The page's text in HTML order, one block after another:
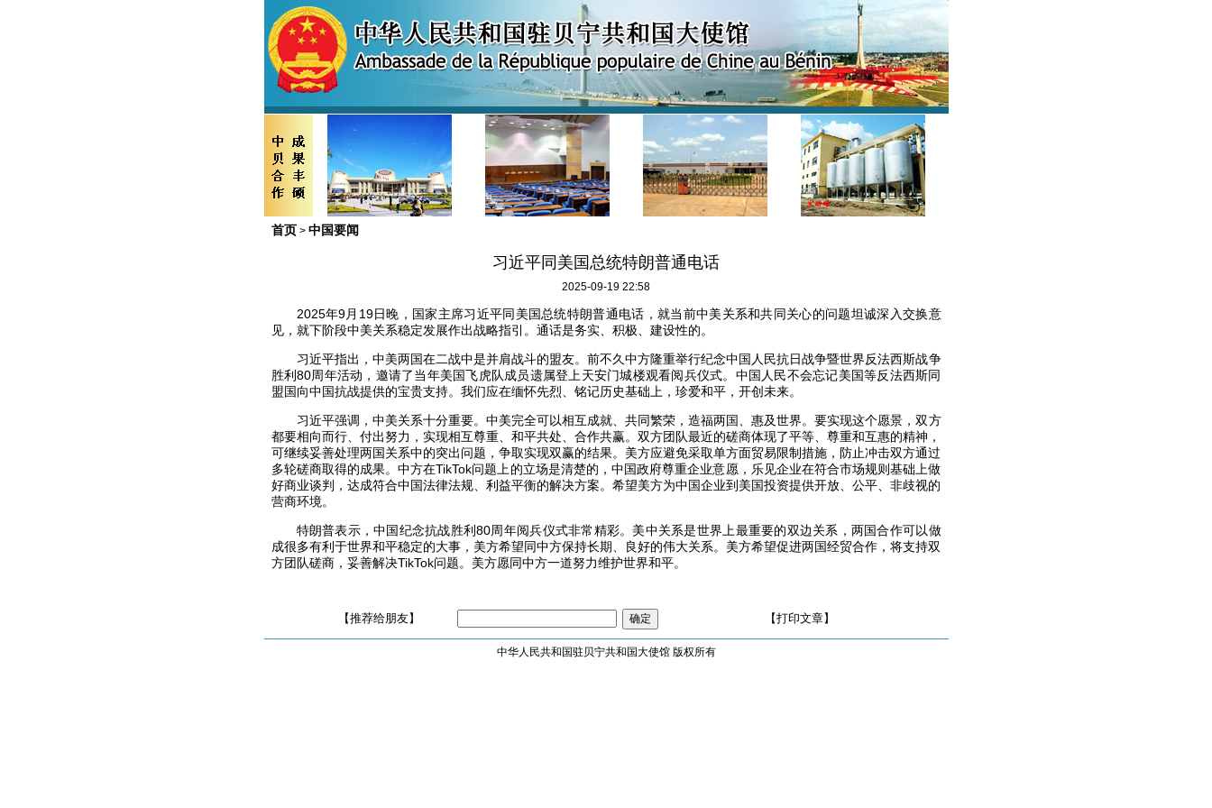
首页 > 中国要闻
习近平同美国总统特朗普通电话
2025-09-19 22:58
2025年9月19日晚，国家主席习近平同美国总统特朗普通电话，就当前中美关系和共同关心的问题坦诚深入交换意
见，就下阶段中美关系稳定发展作出战略指引。通话是务实、积极、建设性的。
习近平指出，中美两国在二战中是并肩战斗的盟友。前不久中方隆重举行纪念中国人民抗日战争暨世界反法西斯战争
胜利80周年活动，邀请了当年美国飞虎队成员遗属登上天安门城楼观看阅兵仪式。中国人民不会忘记美国等反法西斯同
盟国向中国抗战提供的宝贵支持。我们应在缅怀先烈、铭记历史基础上，珍爱和平，开创未来。
习近平强调，中美关系十分重要。中美完全可以相互成就、共同繁荣，造福两国、惠及世界。要实现这个愿景，双方
都要相向而行、付出努力，实现相互尊重、和平共处、合作共赢。双方团队最近的磋商体现了平等、尊重和互惠的精神，
可继续妥善处理两国关系中的突出问题，争取实现双赢的结果。美方应避免采取单方面贸易限制措施，防止冲击双方通过
多轮磋商取得的成果。中方在TikTok问题上的立场是清楚的，中国政府尊重企业意愿，乐见企业在符合市场规则基础上做
好商业谈判，达成符合中国法律法规、利益平衡的解决方案。希望美方为中国企业到美国投资提供开放、公平、非歧视的
营商环境。
特朗普表示，中国纪念抗战胜利80周年阅兵仪式非常精彩。美中关系是世界上最重要的双边关系，两国合作可以做
成很多有利于世界和平稳定的大事，美方希望同中方保持长期、良好的伟大关系。美方希望促进两国经贸合作，将支持双
方团队磋商，妥善解决TikTok问题。美方愿同中方一道努力维护世界和平。
【推荐给朋友】 【打印文章】
中华人民共和国驻贝宁共和国大使馆 版权所有